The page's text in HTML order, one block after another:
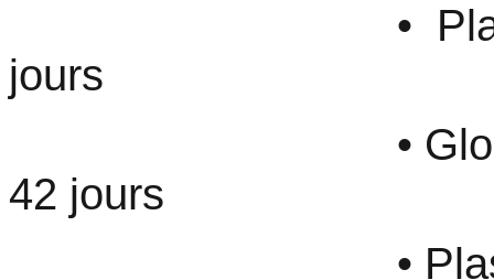
•
jours
• Globules
42 jours
• Plasma :